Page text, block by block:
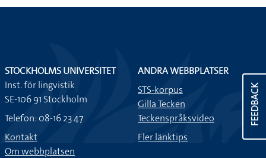
FEEDBACK
STOCKHOLMS UNIVERSITET
Inst. för lingvistik
SE-106 91 Stockholm
Telefon: 08-16 23 47
Kontakt
Om webbplatsen
ANDRA WEBBPLATSER
STS-korpus
Gilla Tecken
Teckenspråksvideo
Fler länktips